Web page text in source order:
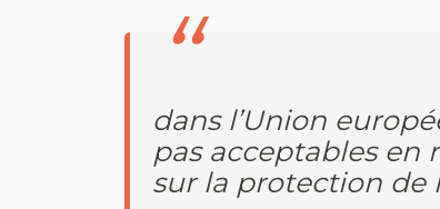
dans l’Union
pas acceptables en
sur la protection de